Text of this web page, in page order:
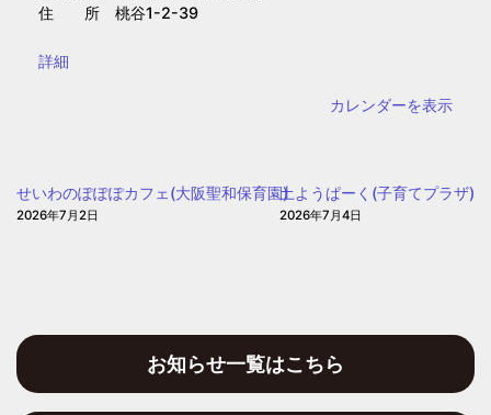
住 所 桃谷1-2-39
{title}
詳細
カレンダーを表示
せいわのぽぽぽカフェ(大阪聖和保育園)
2026年7月2日
土ようぱーく(子育てプラザ)
2026年7月4日
お知らせ一覧はこちら